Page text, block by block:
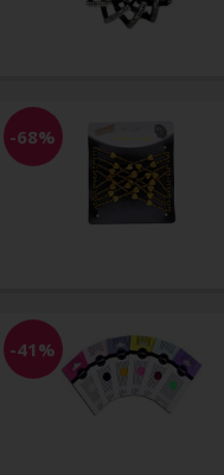
-68%
-41%